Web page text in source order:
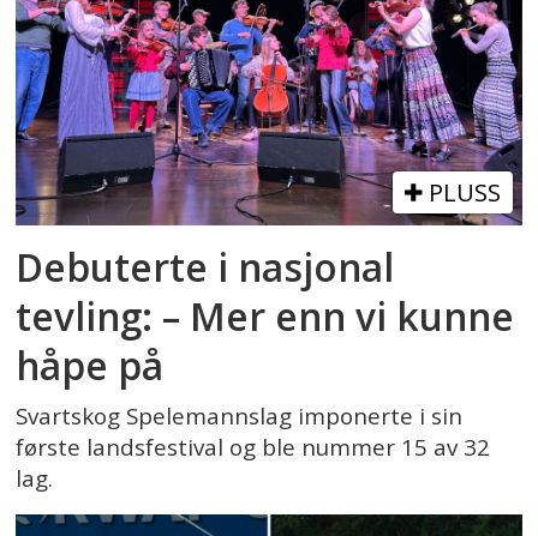
PLUSS
Debuterte i nasjonal
tevling: – Mer enn vi kunne
håpe på
Svartskog Spelemannslag imponerte i sin
første landsfestival og ble nummer 15 av 32
lag.